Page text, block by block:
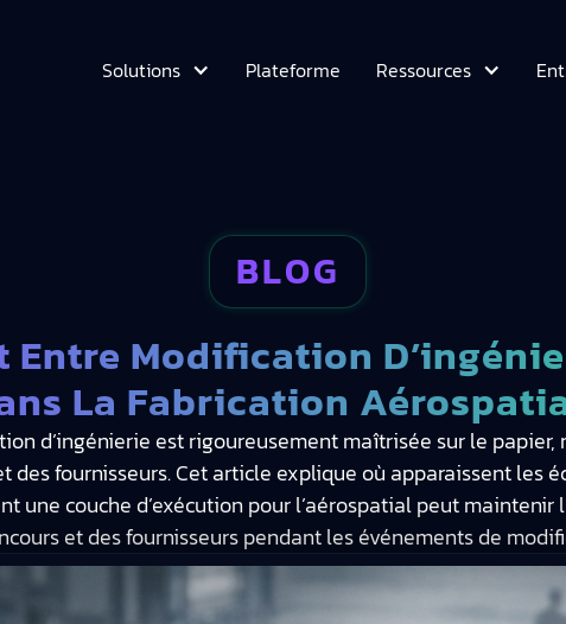
Solutions Plateforme Ressources
BLOG
Entre Modification
La Fabrication
d’ingénierie est rigoureusement maîtrisée sur le
des fournisseurs. Cet article explique où apparaissent les
une couche d’exécution pour l’aérospatial peut
et des fournisseurs pendant les événements de